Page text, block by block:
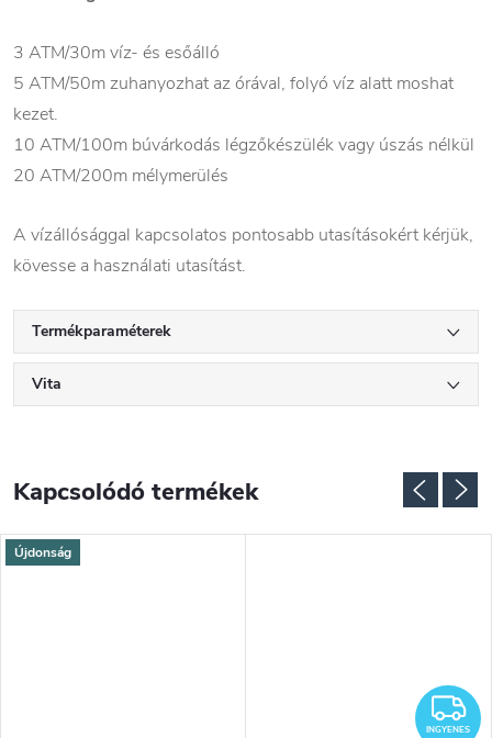
3 ATM/30m víz- és esőálló
5 ATM/50m zuhanyozhat az órával, folyó víz alatt moshat
kezet.
10 ATM/100m búvárkodás légzőkészülék vagy úszás nélkül
20 ATM/200m mélymerülés
A vízállósággal kapcsolatos pontosabb utasításokért kérjük,
kövesse a használati utasítást.
Termékparaméterek
Vita
Kapcsolódó termékek
Újdonság
INGYENES